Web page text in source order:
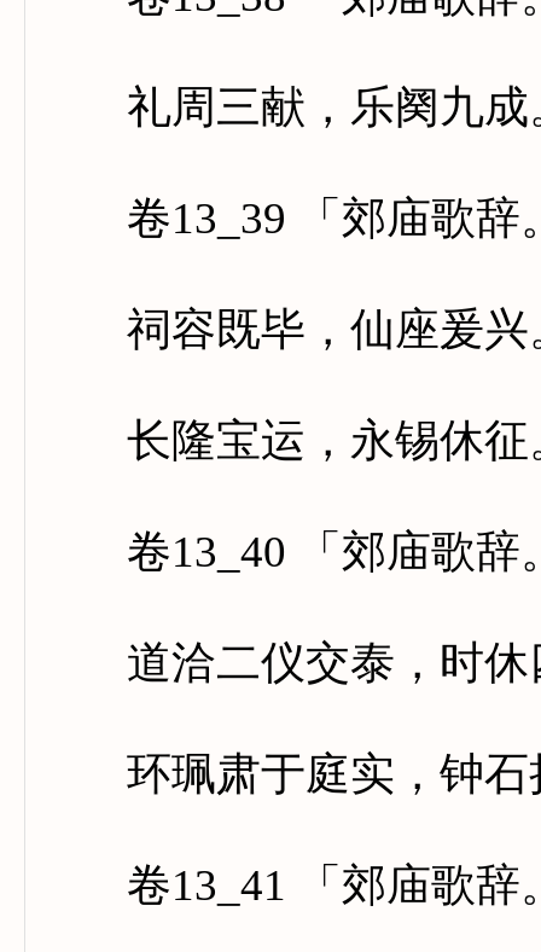
礼周三献，乐阕九成
卷13_39 「郊庙歌辞
祠容既毕，仙座爰兴
长隆宝运，永锡休征
卷13_40 「郊庙歌辞
道洽二仪交泰，时休
环珮肃于庭实，钟石
卷13_41 「郊庙歌辞